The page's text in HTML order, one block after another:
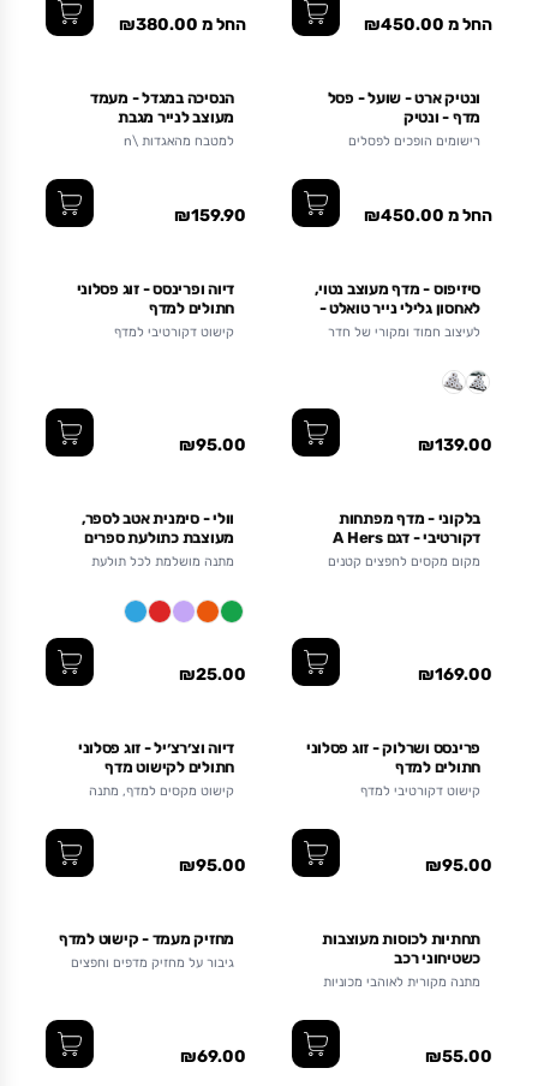
החל מ ₪450.00 החל מ ₪380.00
ונטיק ארט - שועל - פסל
מדף - ונטיק
רישומים הופכים לפסלים
החל מ ₪450.00
הנסיכה במגדל - מעמד
מעוצב לנייר מגבת
למטבח מהאגדות \n
₪159.90
סיזיפוס - מדף מעוצב נטוי,
לאחסון גלילי נייר טואלט -
שחור/אפור
לעיצוב חמוד ומקורי של חדר
₪139.00
דיוה ופרינסס - זוג פסלוני
חתולים למדף
קישוט דקורטיבי למדף
₪95.00
בלקוני - מדף מפתחות
דקורטיבי - דגם A Hers
מקום מקסים לחפצים קטנים
₪169.00
וולי - סימנית אטב לספר,
מעוצבת כתולעת ספרים
מתנה מושלמת לכל תולעת
₪25.00
פרינסס ושרלוק - זוג פסלוני
חתולים למדף
קישוט דקורטיבי למדף
₪95.00
דיוה וצ׳רצ׳יל - זוג פסלוני
חתולים לקישוט מדף
קישוט מקסים למדף, מתנה
₪95.00
תחתיות לכוסות מעוצבות
כשטיחוני רכב
מתנה מקורית לאוהבי מכוניות
₪55.00
מחזיק מעמד - קישוט למדף
גיבור על מחזיק מדפים וחפצים
₪69.00